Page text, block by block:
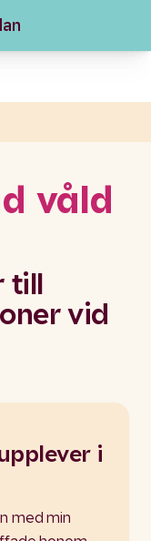
våld
till
vid
i
med min